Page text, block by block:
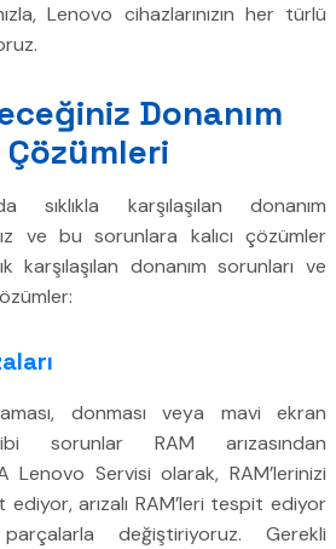
Lenovo cihazlarınızın her türlü
Donanım
Çözümleri
sıklıkla karşılaşılan donanım
ve bu sorunlara kalıcı çözümler
karşılaşılan donanım sorunları ve
donması veya mavi ekran
sorunlar RAM arızasından
Lenovo Servisi olarak, RAM’lerinizi
arızalı RAM’leri tespit ediyor
değiştiriyoruz. Gerekli